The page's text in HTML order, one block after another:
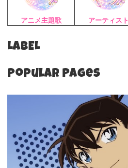
アニメ主題歌 アーティスト
LABEL
Popular Pages